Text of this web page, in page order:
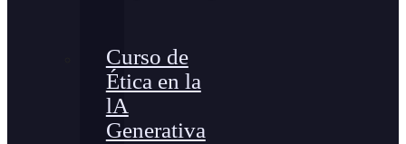
Curso de
Ética en la
lA
Generativa